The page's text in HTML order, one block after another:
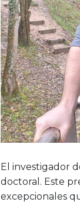
El investigador
doctoral. Este
excepcionales